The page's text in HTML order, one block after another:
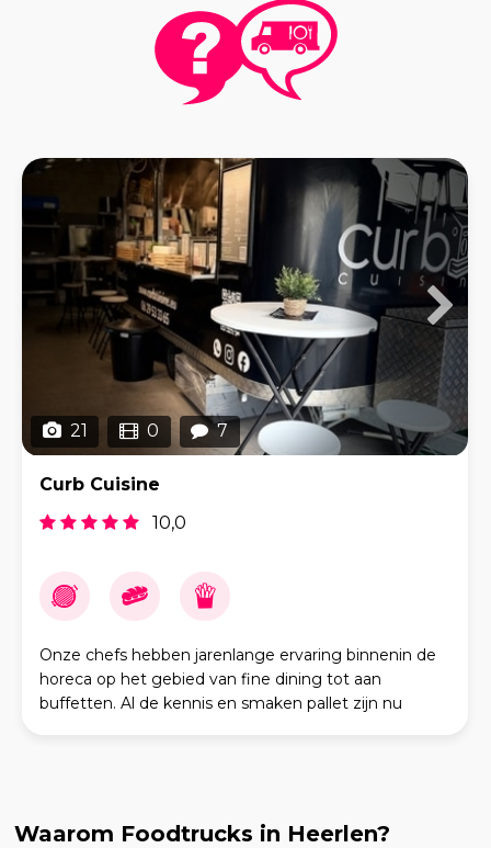
21 0 7
Curb Cuisine
10,0
Onze chefs hebben jarenlange ervaring binnenin de
horeca op het gebied van fine dining tot aan
buffetten. Al de kennis en smaken pallet zijn nu
Waarom Foodtrucks in Heerlen?